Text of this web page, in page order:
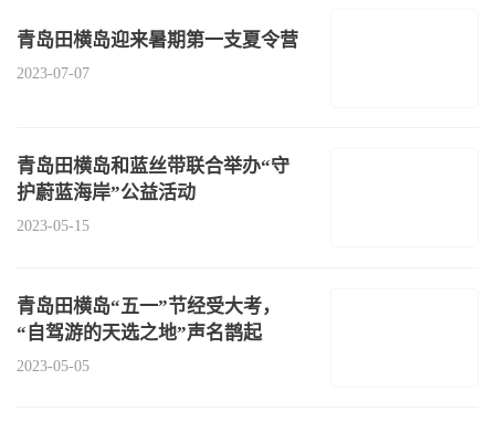
青岛田横岛迎来暑期第一支夏令营
2023-07-07
青岛田横岛和蓝丝带联合举办“守
护蔚蓝海岸”公益活动
2023-05-15
青岛田横岛“五一”节经受大考，
“自驾游的天选之地”声名鹊起
2023-05-05